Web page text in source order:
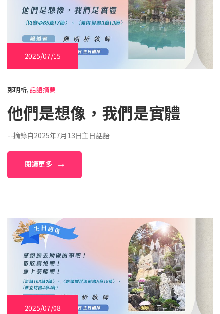
2025/07/15
鄭明析, 話語摘要
他們是想像，我們是實體
--摘錄自2025年7月13日主日話語
閱讀更多
2025/07/08